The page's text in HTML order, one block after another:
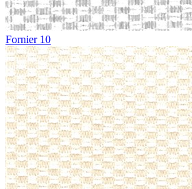
Fornier 10